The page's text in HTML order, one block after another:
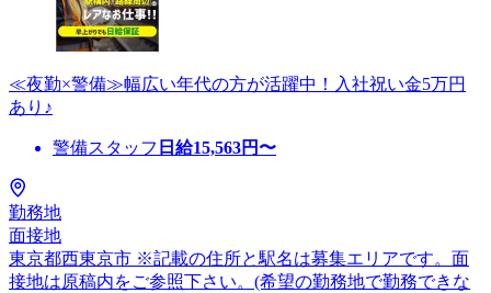
≪夜勤×警備≫幅広い年代の方が活躍中！入社祝い金5万円
あり♪
警備スタッフ 日給15,563円〜
勤務地
面接地
東京都西東京市 ※記載の住所と駅名は募集エリアです。面
接地は原稿内をご参照下さい。(希望の勤務地で勤務できな